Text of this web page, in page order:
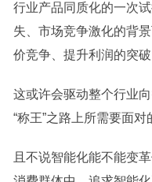
行业产品同质化的一次
失、市场竞争激化的背
价竞争、提升利润的突破
这或许会驱动整个行业
“称王”之路上所需要面对
且不说智能化能不能变